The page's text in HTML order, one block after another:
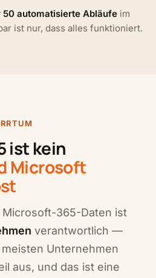
50 automatisierte Abläufeim
ist nur, dass alles funktioniert.
ist kein
Microsoft
Microsoft-365-Daten ist
verantwortlich —
Unternehmen
aus, und das ist eine